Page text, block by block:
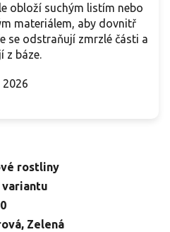
obloží suchým listím nebo
materiálem, aby dovnitř
se odstraňují zmrzlé části a
z báze.
2026
rostliny
, Zelená